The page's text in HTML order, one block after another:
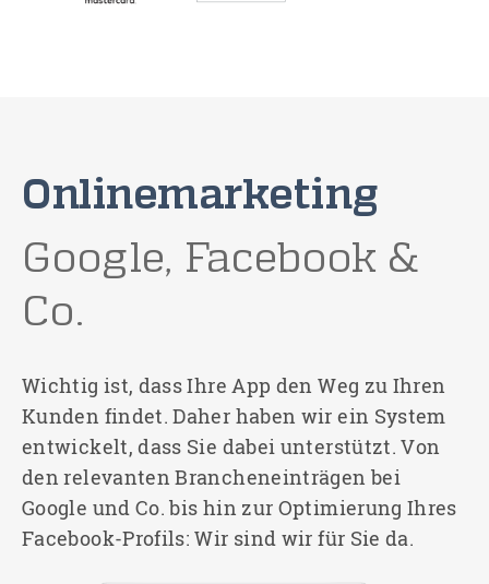
Onlinemarketing
Google, Facebook &
Co.
Wichtig ist, dass Ihre App den Weg zu Ihren
Kunden findet. Daher haben wir ein System
entwickelt, dass Sie dabei unterstützt. Von
den relevanten Brancheneinträgen bei
Google und Co. bis hin zur Optimierung Ihres
Facebook-Profils: Wir sind wir für Sie da.